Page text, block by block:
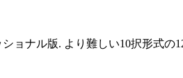
ョナル版. より難しい10択形式の